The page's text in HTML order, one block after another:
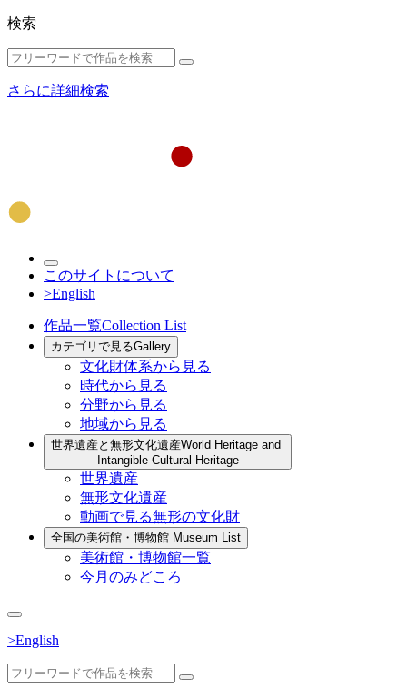
検索
さらに詳細検索
このサイトについて
>English
作品一覧Collection List
カテゴリで見るGallery
文化財体系から見る
時代から見る
分野から見る
地域から見る
世界遺産と無形文化遺産World Heritage and
Intangible Cultural Heritage
世界遺産
無形文化遺産
動画で見る無形の文化財
全国の美術館・博物館 Museum List
美術館・博物館一覧
今月のみどころ
>English